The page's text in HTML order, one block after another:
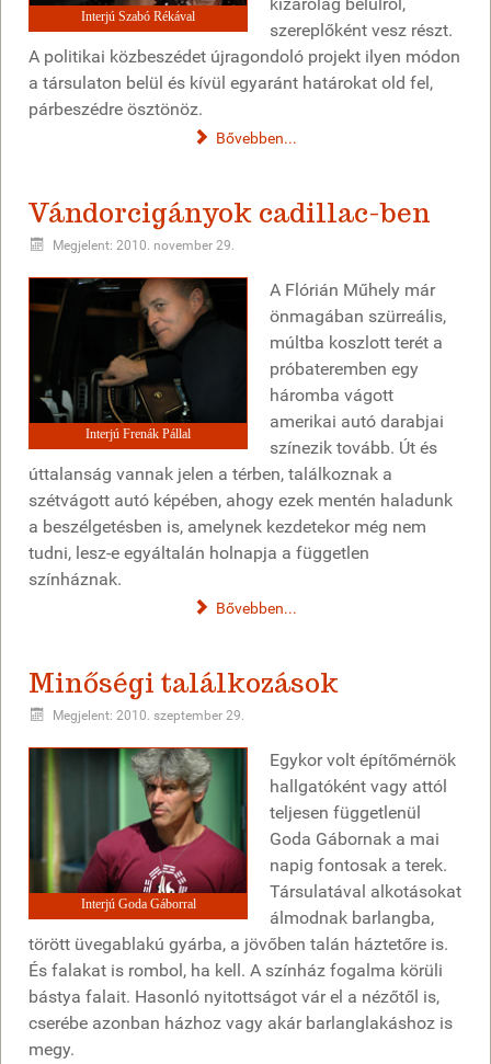
Interjú Szabó Rékával
szereplőként vesz részt.
A politikai közbeszédet újragondoló projekt ilyen módon
a társulaton belül és kívül egyaránt határokat old fel,
párbeszédre ösztönöz.
Bővebben...
Vándorcigányok cadillac-ben
Megjelent: 2010. november 29.
Interjú Frenák Pállal
A Flórián Műhely már
önmagában szürreális,
múltba koszlott terét a
próbateremben egy
háromba vágott
amerikai autó darabjai
színezik tovább. Út és
úttalanság vannak jelen a térben, találkoznak a
szétvágott autó képében, ahogy ezek mentén haladunk
a beszélgetésben is, amelynek kezdetekor még nem
tudni, lesz-e egyáltalán holnapja a független
színháznak.
Bővebben...
Minőségi találkozások
Megjelent: 2010. szeptember 29.
Interjú Goda Gáborral
Egykor volt építőmérnök
hallgatóként vagy attól
teljesen függetlenül
Goda Gábornak a mai
napig fontosak a terek.
Társulatával alkotásokat
álmodnak barlangba,
törött üvegablakú gyárba, a jövőben talán háztetőre is.
És falakat is rombol, ha kell. A színház fogalma körüli
bástya falait. Hasonló nyitottságot vár el a nézőtől is,
cserébe azonban házhoz vagy akár barlanglakáshoz is
megy.